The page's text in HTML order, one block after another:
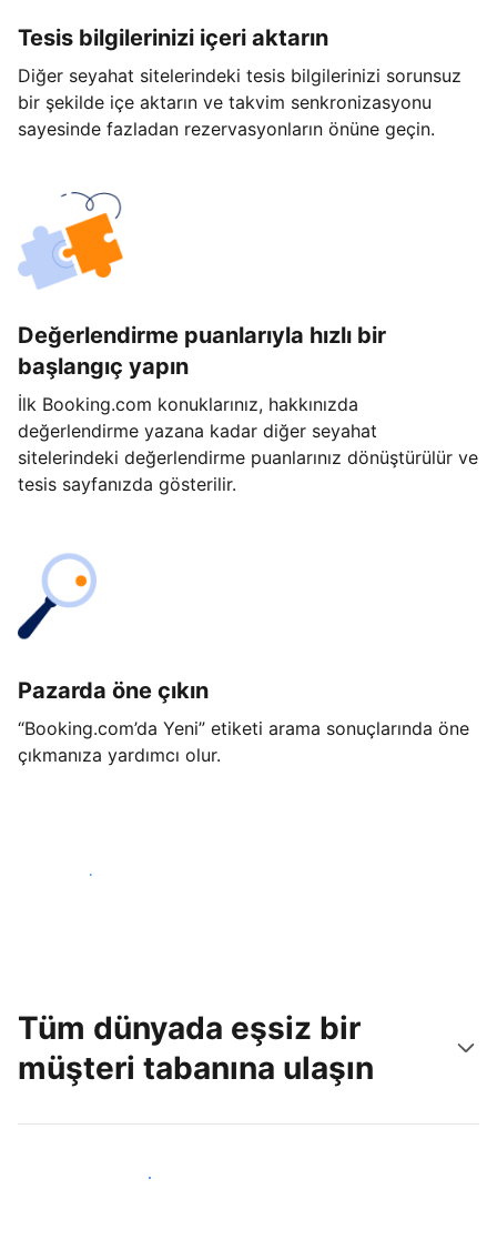
Tesis bilgilerinizi içeri aktarın
Diğer seyahat sitelerindeki tesis bilgilerinizi sorunsuz
bir şekilde içe aktarın ve takvim senkronizasyonu
sayesinde fazladan rezervasyonların önüne geçin.
Değerlendirme puanlarıyla hızlı bir
başlangıç yapın
İlk Booking.com konuklarınız, hakkınızda
değerlendirme yazana kadar diğer seyahat
sitelerindeki değerlendirme puanlarınız dönüştürülür ve
tesis sayfanızda gösterilir.
Pazarda öne çıkın
“Booking.com’da Yeni” etiketi arama sonuçlarında öne
çıkmanıza yardımcı olur.
Hemen başla
Tüm dünyada eşsiz bir
müşteri tabanına ulaşın
Hemen yeni konuklara ulaş